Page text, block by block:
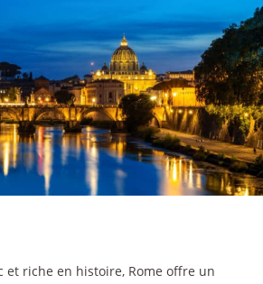
et riche en histoire, Rome offre un